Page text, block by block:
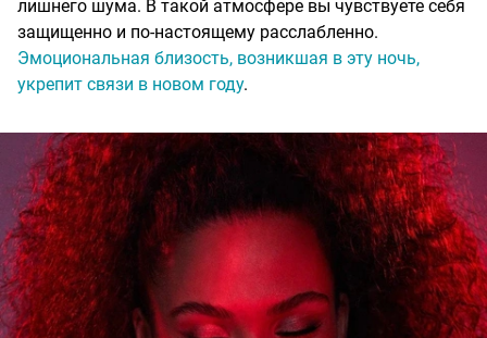
лишнего шума. В такой атмосфере вы чувствуете себя
защищенно и по-настоящему расслабленно.
Эмоциональная близость, возникшая в эту ночь,
укрепит связи в новом году.